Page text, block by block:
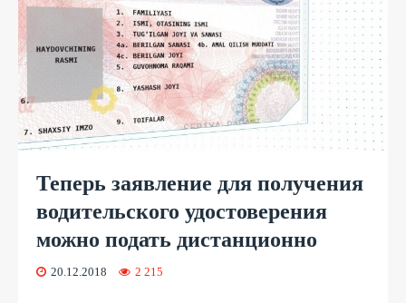
Теперь заявление для получения
водительского удостоверения
можно подать дистанционно
20.12.2018 2 215